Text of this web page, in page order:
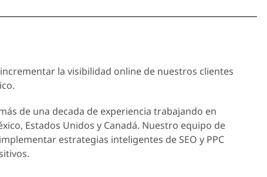
la visibilidad online de nuestros clientes
de una decada de experiencia trabajando en
Estados Unidos y Canadá. Nuestro equipo de
estrategias inteligentes de SEO y PPC